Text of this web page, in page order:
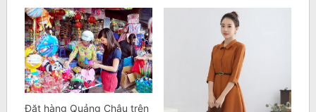
Đặt hàng Quảng Châu trên